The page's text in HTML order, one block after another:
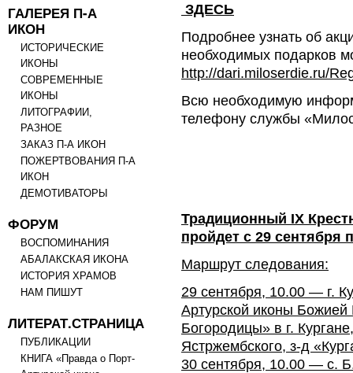
ГАЛЕРЕЯ П-А
ИКОН
ИСТОРИЧЕСКИЕ
ИКОНЫ
СОВРЕМЕННЫЕ
ИКОНЫ
ЛИТОГРАФИИ,
РАЗНОЕ
ЗАКАЗ П-А ИКОН
ПОЖЕРТВОВАНИЯ П-А
ИКОН
ДЕМОТИВАТОРЫ
ФОРУМ
ВОСПОМИНАНИЯ
АБАЛАКСКАЯ ИКОНА
ИСТОРИЯ ХРАМОВ
НАМ ПИШУТ
ЛИТЕРАТ.СТРАНИЦА
ПУБЛИКАЦИИ
КНИГА «Правда о Порт-
ЗДЕСЬ
Подробнее узнать об
необходимых подарков
http://dari.miloserdie.ru/
Всю необходимую
телефону службы
Традиционный IX
пройдет с 29 сентября
Маршрут следования:
29 сентября, 10.00 — г.
Артурской иконы
Богородицы» в г.
Ястржембского, з-д
30 сентября, 10.00 — с.